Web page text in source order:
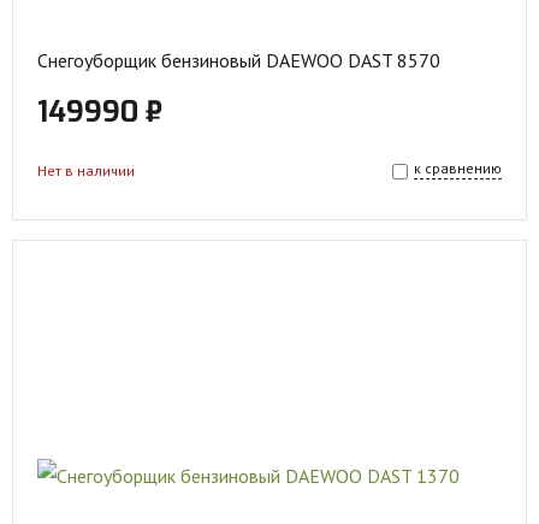
Снегоуборщик бензиновый DAEWOO DAST 8570
149990 ₽
к сравнению
Нет в наличии